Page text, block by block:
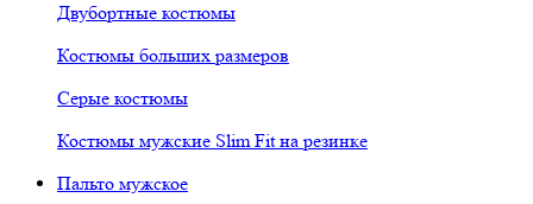
Двубортные костюмы
Костюмы больших размеров
Серые костюмы
Костюмы мужские Slim Fit на резинке
Пальто мужское